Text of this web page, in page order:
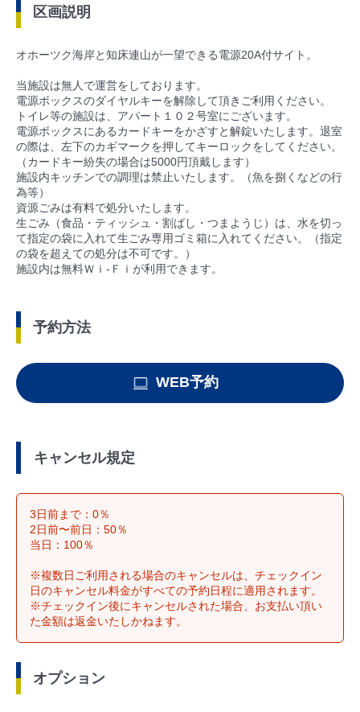
区画説明
オホーツク海岸と知床連山が一望できる電源20A付サイト。
当施設は無人で運営をしております。
電源ボックスのダイヤルキーを解除して頂きご利用ください。
トイレ等の施設は、アパート１０２号室にございます。
電源ボックスにあるカードキーをかざすと解錠いたします。退室
の際は、左下のカギマークを押してキーロックをしてください。
（カードキー紛失の場合は5000円頂戴します）
施設内キッチンでの調理は禁止いたします。（魚を捌くなどの行
為等）
資源ごみは有料で処分いたします。
生ごみ（食品・ティッシュ・割ばし・つまようじ）は、水を切っ
て指定の袋に入れて生ごみ専用ゴミ箱に入れてください。（指定
の袋を超えての処分は不可です。）
施設内は無料Ｗｉ-Ｆｉが利用できます。
予約方法
WEB予約
キャンセル規定
3日前まで：0％
2日前〜前日：50％
当日：100％
※複数日ご利用される場合のキャンセルは、チェックイン
日のキャンセル料金がすべての予約日程に適用されます。
※チェックイン後にキャンセルされた場合、お支払い頂い
た金額は返金いたしかねます。
オプション